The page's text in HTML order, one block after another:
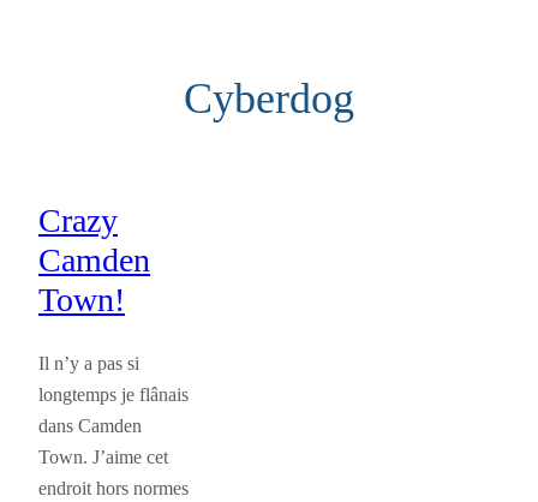
Cyberdog
Crazy
Camden
Town!
Il n’y a pas si
longtemps je flânais
dans Camden
Town. J’aime cet
endroit hors normes